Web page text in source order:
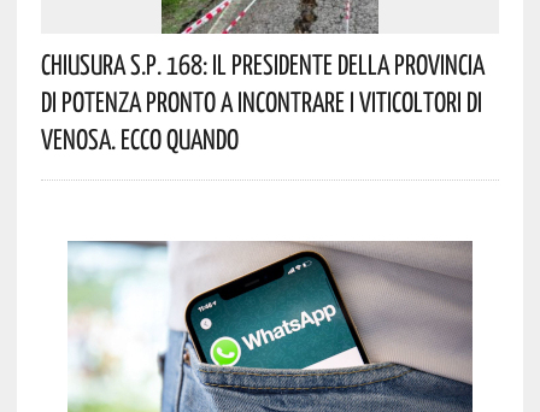
Chiusura S.P. 168: Il Presidente Della Provincia
Di Potenza Pronto A Incontrare I Viticoltori Di
Venosa. Ecco Quando